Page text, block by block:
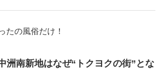
たの風俗だけ！
洲南新地はなぜ“トクヨクの街”とな